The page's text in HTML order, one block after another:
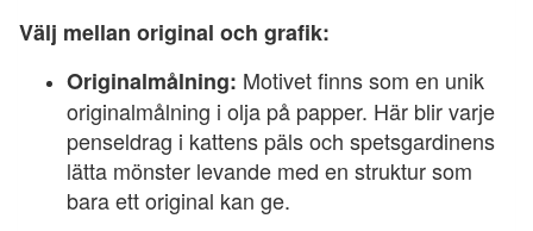
Välj mellan original och grafik:
Originalmålning: Motivet finns som en unik
originalmålning i olja på papper. Här blir varje
penseldrag i kattens päls och spetsgardinens
lätta mönster levande med en struktur som
bara ett original kan ge.